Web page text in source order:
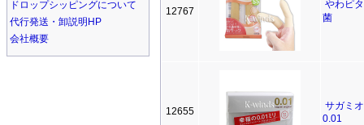
ドロップシッピングについて
代行発送・卸説明HP
会社概要
12767
やわピ
菌
12655
サガミ
0.01